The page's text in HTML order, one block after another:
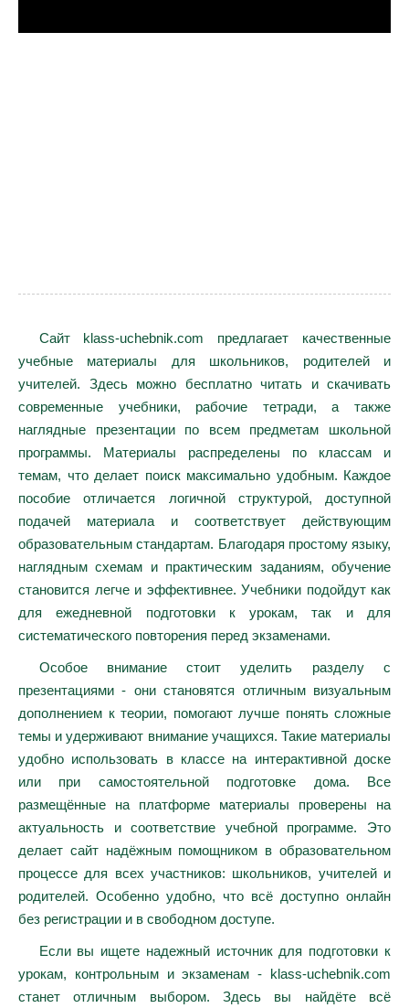
Сайт klass-uchebnik.com предлагает качественные
учебные материалы для школьников, родителей и
учителей. Здесь можно бесплатно читать и скачивать
современные учебники, рабочие тетради, а также
наглядные презентации по всем предметам школьной
программы. Материалы распределены по классам и
темам, что делает поиск максимально удобным. Каждое
пособие отличается логичной структурой, доступной
подачей материала и соответствует действующим
образовательным стандартам. Благодаря простому языку,
наглядным схемам и практическим заданиям, обучение
становится легче и эффективнее. Учебники подойдут как
для ежедневной подготовки к урокам, так и для
систематического повторения перед экзаменами.
Особое внимание стоит уделить разделу с
презентациями - они становятся отличным визуальным
дополнением к теории, помогают лучше понять сложные
темы и удерживают внимание учащихся. Такие материалы
удобно использовать в классе на интерактивной доске
или при самостоятельной подготовке дома. Все
размещённые на платформе материалы проверены на
актуальность и соответствие учебной программе. Это
делает сайт надёжным помощником в образовательном
процессе для всех участников: школьников, учителей и
родителей. Особенно удобно, что всё доступно онлайн
без регистрации и в свободном доступе.
Если вы ищете надежный источник для подготовки к
урокам, контрольным и экзаменам - klass-uchebnik.com
станет отличным выбором. Здесь вы найдёте всё